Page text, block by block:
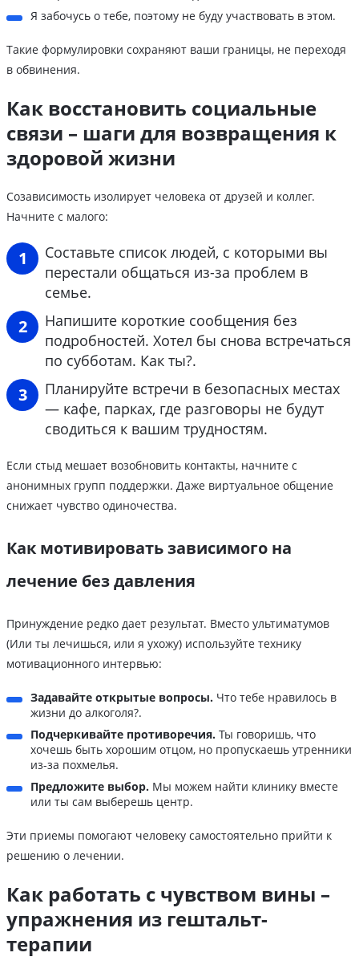
Я забочусь о тебе, поэтому не буду участвовать в этом.
Такие формулировки сохраняют ваши границы, не переходя
в обвинения.
Как восстановить социальные
связи – шаги для возвращения к
здоровой жизни
Созависимость изолирует человека от друзей и коллег.
Начните с малого:
Составьте список людей, с которыми вы
перестали общаться из-за проблем в
семье.
Напишите короткие сообщения без
подробностей. Хотел бы снова встречаться
по субботам. Как ты?.
Планируйте встречи в безопасных местах
— кафе, парках, где разговоры не будут
сводиться к вашим трудностям.
Если стыд мешает возобновить контакты, начните с
анонимных групп поддержки. Даже виртуальное общение
снижает чувство одиночества.
Как мотивировать зависимого на
лечение без давления
Принуждение редко дает результат. Вместо ультиматумов
(Или ты лечишься, или я ухожу) используйте технику
мотивационного интервью:
Задавайте открытые вопросы. Что тебе нравилось в
жизни до алкоголя?.
Подчеркивайте противоречия. Ты говоришь, что
хочешь быть хорошим отцом, но пропускаешь утренники
из-за похмелья.
Предложите выбор. Мы можем найти клинику вместе
или ты сам выберешь центр.
Эти приемы помогают человеку самостоятельно прийти к
решению о лечении.
Как работать с чувством вины –
упражнения из гештальт-
терапии